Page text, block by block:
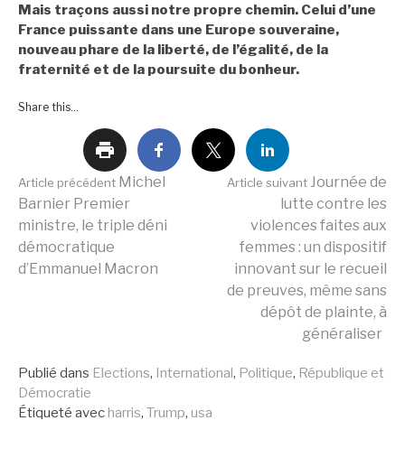
Mais traçons aussi notre propre chemin. Celui d’une
France puissante dans une Europe souveraine,
nouveau phare de la liberté, de l’égalité, de la
fraternité et de la poursuite du bonheur.
Share this...
Lire
la
Article précédent Michel
Barnier Premier
ministre, le triple déni
démocratique
d’Emmanuel Macron
Article suivant Journée de
lutte contre les
violences faites aux
femmes : un dispositif
innovant sur le recueil
de preuves, même sans
dépôt de plainte, à
généraliser
Publié dans Elections, International, Politique, République et
Démocratie
Étiqueté avecharris, Trump, usa